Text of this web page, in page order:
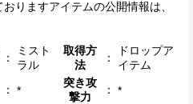
りますアイテムの公開情報は、
：
ミスト
ラル
取得方
法
：
ドロップア
イテム
： *
突き攻
撃力
：
*